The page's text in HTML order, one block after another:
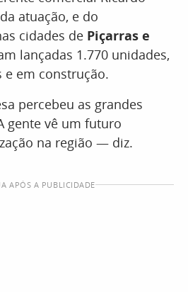
atuação, e do
cidades de Piçarras e
lançadas 1.770 unidades,
e em construção.
percebeu as grandes
gente vê um futuro
na região — diz.
APÓS A PUBLICIDADE